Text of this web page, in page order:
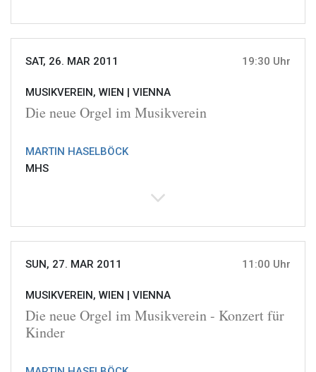
SAT, 26. MAR 2011 19:30 Uhr
MUSIKVEREIN, WIEN | VIENNA
Die neue Orgel im Musikverein
MARTIN HASELBÖCK
MHS
SUN, 27. MAR 2011 11:00 Uhr
MUSIKVEREIN, WIEN | VIENNA
Die neue Orgel im Musikverein - Konzert für
Kinder